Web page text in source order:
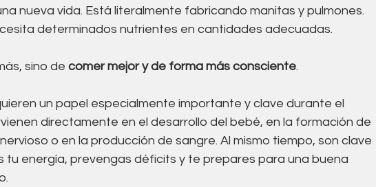
Acupuntura Alimentación Suelo pelvico Menopausia
nueva vida. Está literalmente fabricando manitas y pulmones.
determinados nutrientes en cantidades adecuadas.
sino de comer mejor y de forma más consciente.
un papel especialmente importante y clave durante el
directamente en el desarrollo del bebé, en la formación de
o en la producción de sangre. Al mismo tiempo, son clave
tu energía, prevengas déficits y te prepares para una buena